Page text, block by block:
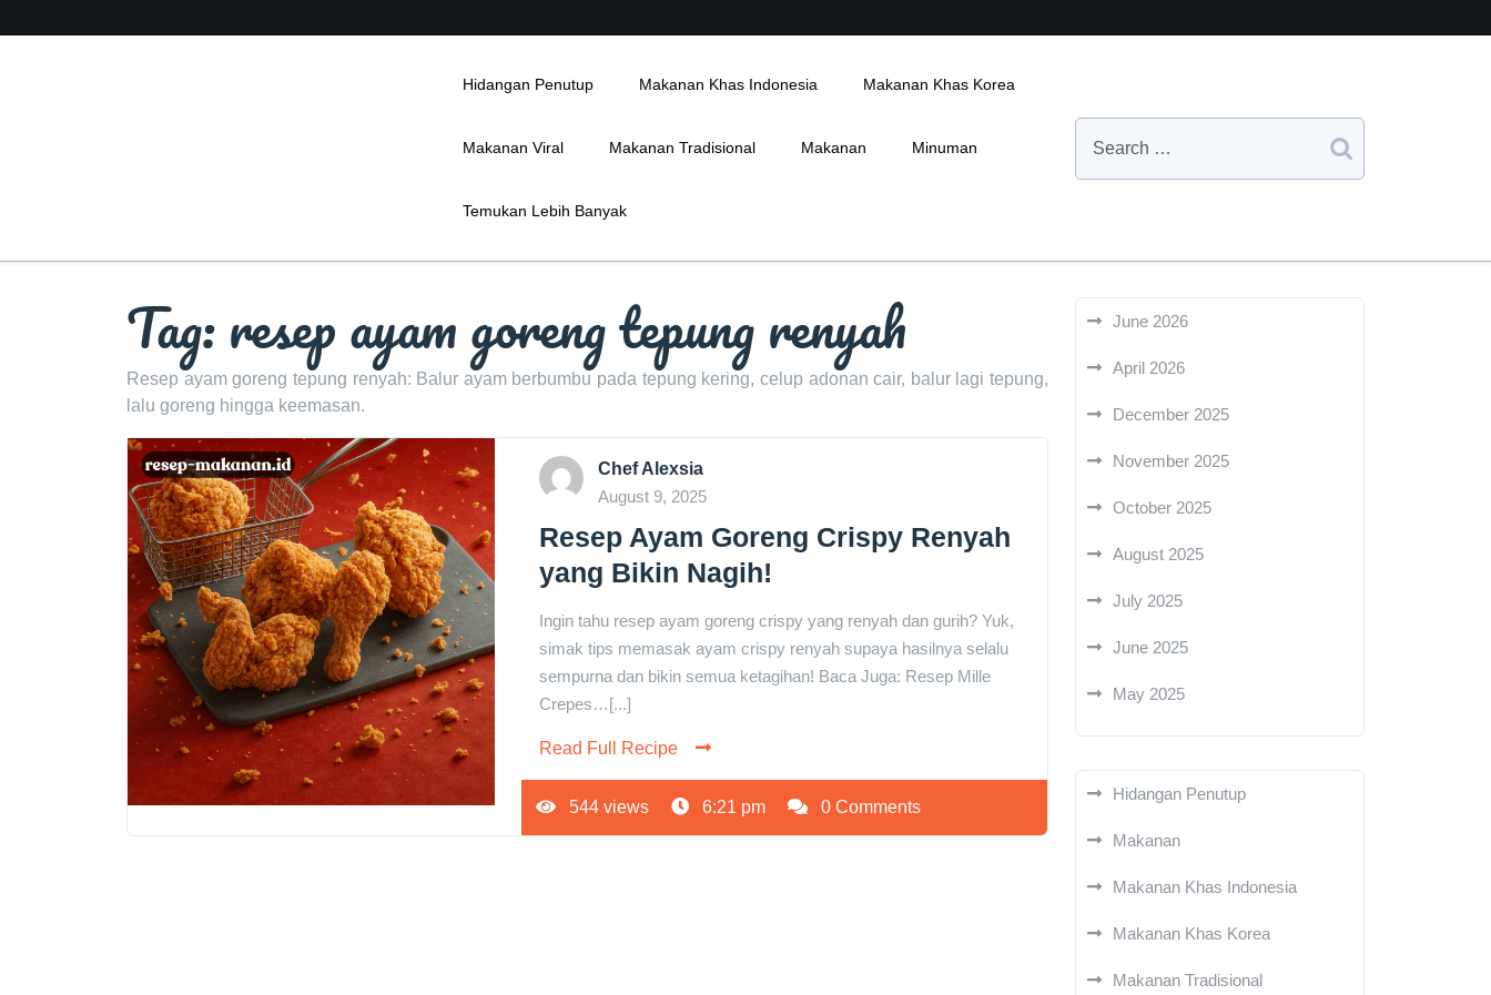
to
Hidangan Penutup Makanan Khas Indonesia Makanan Khas Korea
Makanan Viral Makanan Tradisional Makanan Minuman
Temukan Lebih Banyak
Tag:resep ayam goreng tepung renyah
Resep ayam goreng tepung renyah: Balur ayam berbumbu pada tepung kering, celup adonan cair, balur lagi tepung,
lalu goreng hingga keemasan.
Chef Alexsia
August 9, 2025
Resep Ayam Goreng Crispy Renyah
yang Bikin Nagih!
Ingin tahu resep ayam goreng crispy yang renyah dan gurih? Yuk,
simak tips memasak ayam crispy renyah supaya hasilnya selalu
sempurna dan bikin semua ketagihan! Baca Juga: Resep Mille
Crepes…[...]
Read Full Recipe
544 views 6:21 pm 0 Comments
June 2026
April 2026
December 2025
November 2025
October 2025
August 2025
July 2025
June 2025
May 2025
Hidangan Penutup
Makanan
Makanan Khas Indonesia
Makanan Khas Korea
Makanan Tradisional